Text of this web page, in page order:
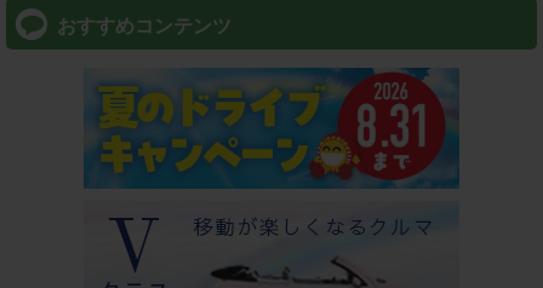
おすすめコンテンツ